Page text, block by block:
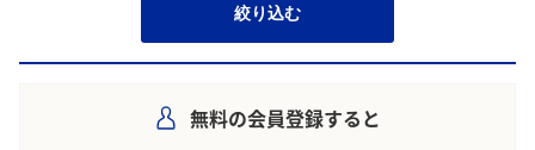
絞り込む
無料の会員登録すると